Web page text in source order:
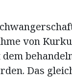
von
Das